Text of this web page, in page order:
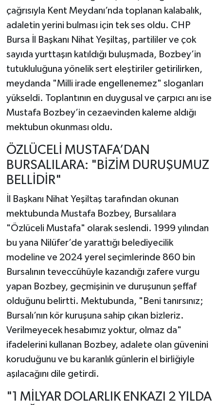
çağrısıyla Kent Meydanı’nda toplanan kalabalık,
adaletin yerini bulması için tek ses oldu. CHP
Bursa İl Başkanı Nihat Yeşiltaş, partililer ve çok
sayıda yurttaşın katıldığı buluşmada, Bozbey’in
tutukluluğuna yönelik sert eleştiriler getirilirken,
meydanda "Milli irade engellenemez" sloganları
yükseldi. Toplantının en duygusal ve çarpıcı anı ise
Mustafa Bozbey’in cezaevinden kaleme aldığı
mektubun okunması oldu.
ÖZLÜCELİ MUSTAFA’DAN
BURSALILARA: "BİZİM DURUŞUMUZ
BELLİDİR"
İl Başkanı Nihat Yeşiltaş tarafından okunan
mektubunda Mustafa Bozbey, Bursalılara
"Özlüceli Mustafa" olarak seslendi. 1999 yılından
bu yana Nilüfer’de yarattığı belediyecilik
modeline ve 2024 yerel seçimlerinde 860 bin
Bursalının teveccühüyle kazandığı zafere vurgu
yapan Bozbey, geçmişinin ve duruşunun şeffaf
olduğunu belirtti. Mektubunda, "Beni tanırsınız;
Bursalı’nın kör kuruşuna sahip çıkan bizleriz.
Verilmeyecek hesabımız yoktur, olmaz da"
ifadelerini kullanan Bozbey, adalete olan güvenini
koruduğunu ve bu karanlık günlerin el birliğiyle
aşılacağını dile getirdi.
"1 MİLYAR DOLARLIK ENKAZI 2 YILDA